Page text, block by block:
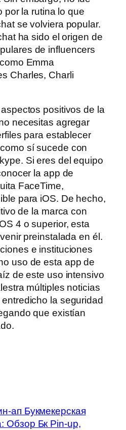
por la rutina lo que
se volviera popular.
ha sido el origen de
de influencers
Emma
Charles, Charli
positivos de la
necesitas agregar
para establecer
sí sucede con
Si eres del equipo
la app de
FaceTime,
para iOS. De hecho,
de la marca con
4 o superior, esta
preinstalada en él.
e instituciones
uso de esta app de
de este uso intensivo
múltiples noticias
la seguridad
que existían
ап Букмекерская
Обзор Бк Pin-up,